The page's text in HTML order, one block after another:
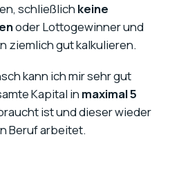
schließlich keine
oder Lottogewinner und
ziemlich gut kalkulieren.
kann ich mir sehr gut
Kapital in maximal 5
ist und dieser wieder
Beruf arbeitet.